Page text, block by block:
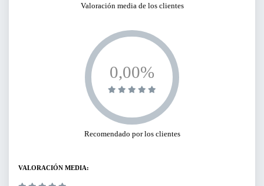
Valoración media de los clientes
0,00%
Recomendado por los clientes
VALORACIÓN MEDIA: